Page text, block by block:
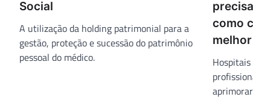
Social
A utilização da holding patrimonial para a
gestão, proteção e sucessão do patrimônio
pessoal do médico.
como
melhor